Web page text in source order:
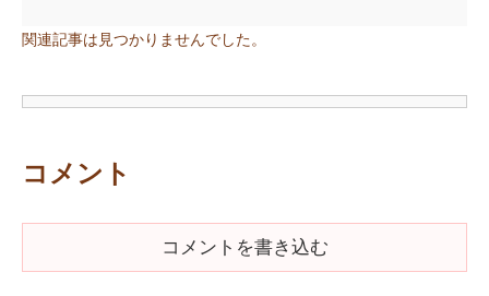
関連記事は見つかりませんでした。
コメント
コメントを書き込む